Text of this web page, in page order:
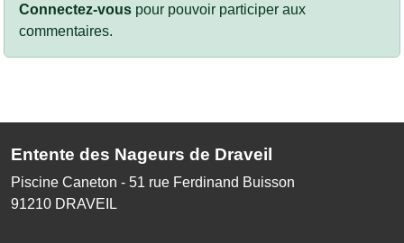
Connectez-vous pour pouvoir participer aux
commentaires.
Entente des Nageurs de Draveil
Piscine Caneton - 51 rue Ferdinand Buisson
91210 DRAVEIL